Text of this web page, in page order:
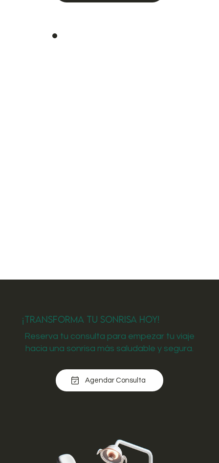
¡Transforma tu Sonrisa Hoy!
Reserva tu consulta para empezar tu viaje
hacia una sonrisa más saludable y segura.
Agendar Consulta